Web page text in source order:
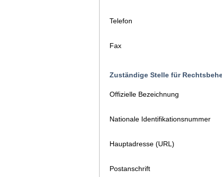
Telefon
Fax
Zuständige Stelle für
Offizielle Bezeichnung
Nationale Identifikationsnummer
Hauptadresse (URL)
Postanschrift